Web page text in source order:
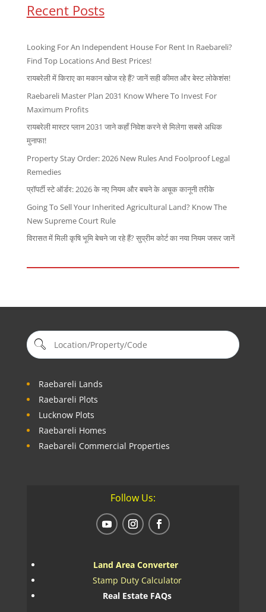
Recent Posts
Looking For An Independent House For Rent In Raebareli?
Find Top Locations And Best Prices!
रायबरेली में किराए का मकान खोज रहे हैं? जानें सही कीमत और बेस्ट लोकेशंस!
Raebareli Master Plan 2031 Know Where To Invest For
Maximum Profits
रायबरेली मास्टर प्लान 2031 जाने कहाँ निवेश करने से मिलेगा सबसे अधिक
मुनाफा!
Property Stay Order: 2026 New Rules And Foolproof Legal
Remedies
प्रॉपर्टी स्टे ऑर्डर: 2026 के नए नियम और बचने के अचूक कानूनी तरीके
Going To Sell Your Inherited Agricultural Land? Know The
New Supreme Court Rule
विरासत में मिली कृषि भूमि बेचने जा रहे हैं? सुप्रीम कोर्ट का नया नियम जरूर जानें
Raebareli Lands
Raebareli Plots
Lucknow Plots
Raebareli Homes
Raebareli Commercial Properties
Follow Us:
Land Area Converter
Stamp Duty Calculator
Real Estate FAQs